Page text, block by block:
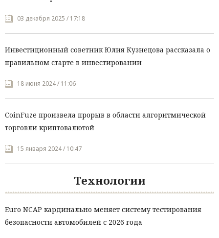
03 декабря 2025 / 17:18
Инвестиционный советник Юлия Кузнецова рассказала о
правильном старте в инвестировании
18 июня 2024 / 11:06
CoinFuze произвела прорыв в области алгоритмической
торговли криптовалютой
15 января 2024 / 10:47
Технологии
Euro NCAP кардинально меняет систему тестирования
безопасности автомобилей с 2026 года